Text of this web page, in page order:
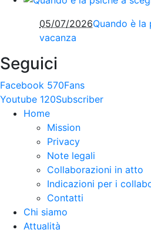
05/07/2026Quando è la
vacanza
Seguici
Facebook 570Fans
Youtube 120Subscriber
Home
Mission
Privacy
Note legali
Collaborazioni in atto
Indicazioni per i
Contatti
Chi siamo
Attualità